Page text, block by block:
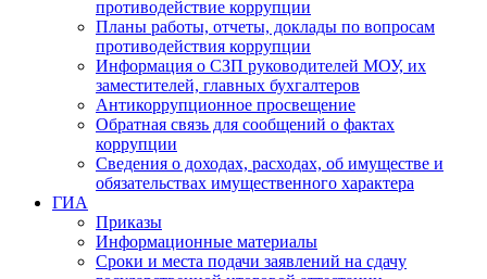
противодействие коррупции
Планы работы, отчеты, доклады по вопросам
противодействия коррупции
Информация о СЗП руководителей МОУ, их
заместителей, главных бухгалтеров
Антикоррупционное просвещение
Обратная связь для сообщений о фактах
коррупции
Сведения о доходах, расходах, об имуществе и
обязательствах имущественного характера
ГИА
Приказы
Информационные материалы
Сроки и места подачи заявлений на сдачу